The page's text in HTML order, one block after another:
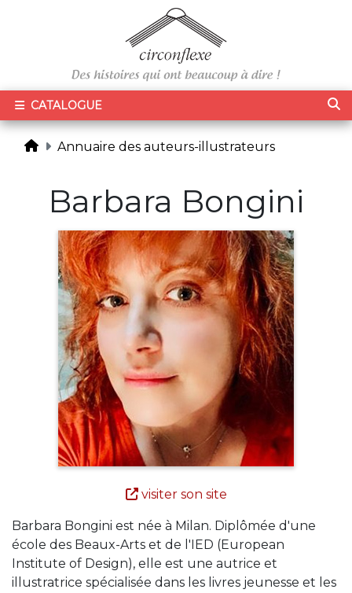
CATALOGUE
Annuaire des auteurs-illustrateurs
Barbara Bongini
visiter son site
Barbara Bongini est née à Milan. Diplômée d'une
école des Beaux-Arts et de l'IED (European
Institute of Design), elle est une autrice et
illustratrice spécialisée dans les livres jeunesse et les